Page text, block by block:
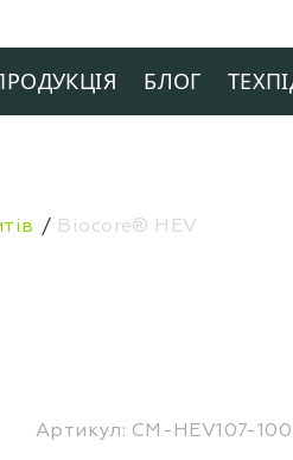
БЛОГ
Biocore® HЕV
Артикул: CM-HЕV107-100